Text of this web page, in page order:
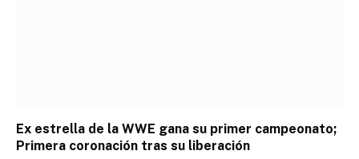
Ex estrella de la WWE gana su primer campeonato;
Primera coronación tras su liberación